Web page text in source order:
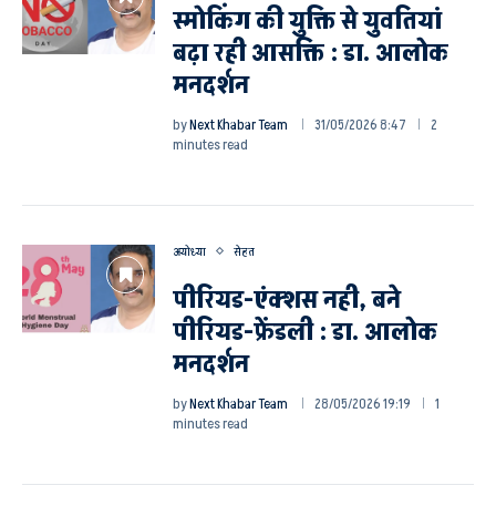
स्मोकिंग की युक्ति से युवतियां
बढ़ा रही आसक्ति : डा. आलोक
मनदर्शन
byNext Khabar Team 31/05/2026 8:47
2
minutes read
अयोध्या सेहत
पीरियड-एंक्शस नही, बने
पीरियड-फ्रेंडली : डा. आलोक
मनदर्शन
byNext Khabar Team 28/05/2026 19:19
1
minutes read